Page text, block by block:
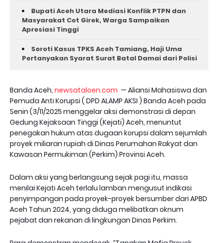
Bupati Aceh Utara Mediasi Konflik PTPN dan
Masyarakat Cot Girek, Warga Sampaikan
Apresiasi Tinggi
Soroti Kasus TPKS Aceh Tamiang, Haji Uma
Pertanyakan Syarat Surat Batal Damai dari Polisi
Banda Aceh, newsataloen.com — Aliansi Mahasiswa dan
Pemuda Anti Korupsi ( DPD ALAMP AKSI ) Banda Aceh pada
Senin (3/11/2025 menggelar aksi demonstrasi di depan
Gedung Kejaksaan Tinggi (Kejati) Aceh, menuntut
penegakan hukum atas dugaan korupsi dalam sejumlah
proyek miliaran rupiah di Dinas Perumahan Rakyat dan
Kawasan Permukiman (Perkim) Provinsi Aceh.
Dalam aksi yang berlangsung sejak pagi itu, massa
menilai Kejati Aceh terlalu lamban mengusut indikasi
penyimpangan pada proyek-proyek bersumber dari APBD
Aceh Tahun 2024, yang diduga melibatkan oknum
pejabat dan rekanan di lingkungan Dinas Perkim.